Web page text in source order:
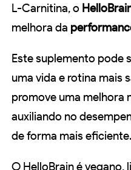
L-Carnitina, o
melhora da
Este suplemento pode
uma vida e rotina mais
promove uma melhora
auxiliando no
de forma mais eficiente.
O HelloBrain é vegano,